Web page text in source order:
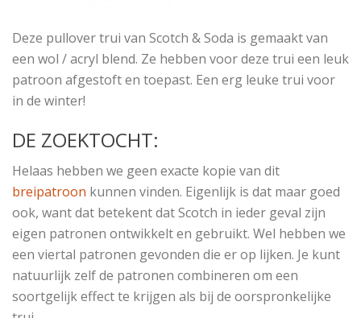
Deze pullover trui van Scotch & Soda is gemaakt van
een wol / acryl blend. Ze hebben voor deze trui een leuk
patroon afgestoft en toepast. Een erg leuke trui voor
in de winter!
DE ZOEKTOCHT:
Helaas hebben we geen exacte kopie van dit
breipatroon kunnen vinden. Eigenlijk is dat maar goed
ook, want dat betekent dat Scotch in ieder geval zijn
eigen patronen ontwikkelt en gebruikt. Wel hebben we
een viertal patronen gevonden die er op lijken. Je kunt
natuurlijk zelf de patronen combineren om een
soortgelijk effect te krijgen als bij de oorspronkelijke